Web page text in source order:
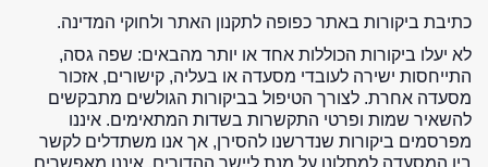
כתיבת ביקורות באתר כפופה לתקנון האתר ולחוקי המדינה.
לא יעלו ביקורות הכוללות אחד או יותר מהבאים: שפה גסה,
התייחסות ישירה לעובדי מסעדה או בעליה, קישורים, אזכור
מסעדה אחרת. לצורך הטיפול בביקורות הגולשים מתבקשים
להשאיר שמות ופרטי התקשרות בשדות המתאימים. איננו
מפרסמים ביקורות שנדרשנו להסירן, אך אנו משתדלים לקשר
בין המסעדה למתלונן על מנת ליישר ההדורים. איננו מאפשרים